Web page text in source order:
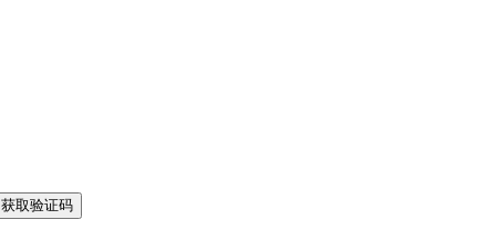
获取验证码